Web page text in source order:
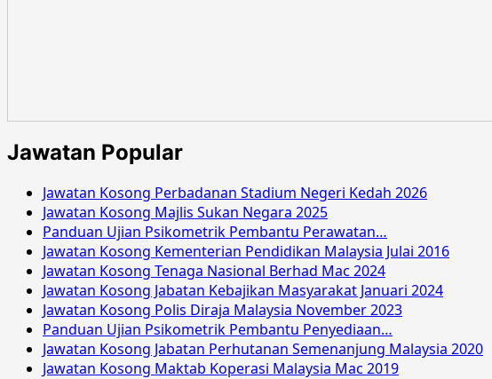
Malaysia
Mei
2016
Jawatan Popular
Jawatan Kosong Perbadanan Stadium Negeri Kedah 2026
Jawatan Kosong Majlis Sukan Negara 2025
Panduan Ujian Psikometrik Pembantu Perawatan…
Jawatan Kosong Kementerian Pendidikan Malaysia Julai 2016
Jawatan Kosong Tenaga Nasional Berhad Mac 2024
Jawatan Kosong Jabatan Kebajikan Masyarakat Januari 2024
Jawatan Kosong Polis Diraja Malaysia November 2023
Panduan Ujian Psikometrik Pembantu Penyediaan…
Jawatan Kosong Jabatan Perhutanan Semenanjung Malaysia 2020
Jawatan Kosong Maktab Koperasi Malaysia Mac 2019